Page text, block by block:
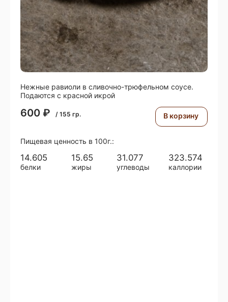
Нежные равиоли в сливочно-трюфельном соусе.
Подаются с красной икрой
600 ₽ / 155 гр. В корзину
Пищевая ценность в 100г.:
14.605
белки
15.65
жиры
31.077
углеводы
323.574
каллории